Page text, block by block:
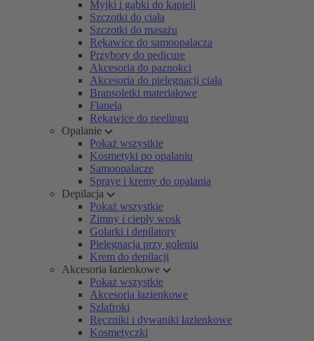
Myjki i gąbki do kąpieli
Szczotki do ciała
Szczotki do masażu
Rękawice do samoopalacza
Przybory do pedicure
Akcesoria do paznokci
Akcesoria do pielęgnacji ciała
Bransoletki materiałowe
Flanela
Rękawice do peelingu
Opalanie
Pokaż wszystkie
Kosmetyki po opalaniu
Samoopalacze
Spraye i kremy do opalania
Depilacja
Pokaż wszystkie
Zimny i ciepły wosk
Golarki i depilatory
Pielęgnacja przy goleniu
Krem do depilacji
Akcesoria łazienkowe
Pokaż wszystkie
Akcesoria łazienkowe
Szlafroki
Ręczniki i dywaniki łazienkowe
Kosmetyczki